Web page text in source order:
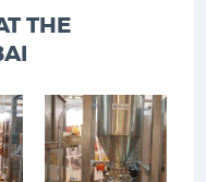
THE